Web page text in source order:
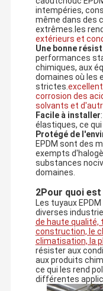
intempéries,
même dans des
extrêmes.les
extérieurs et
Une bonne
performances
chimiques, aux
domaines où les
strictes.
corrosion des
solvants et
Facile à installer
élastiques, ce
Protégé de
EPDM sont des
exempts
substances
domaines.
2Pour quoi
Les tuyaux
diverses
de haute qualité,
construction, le
climatisation, la
résister aux
aux produits
ce qui les rend
différentes